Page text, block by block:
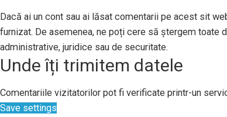
Dacă ai un cont sau ai lăsat comentarii pe acest sit
furnizat. De asemenea, ne poți cere să ștergem
administrative, juridice sau de securitate.
Unde îți trimitem datele
Comentariile vizitatorilor pot fi verificate printr-un
Save settings